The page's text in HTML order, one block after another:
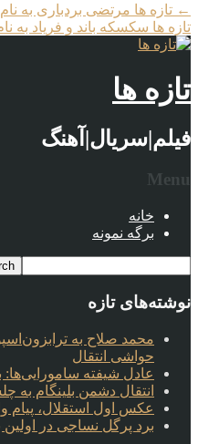
← تازه ها مرتضی بردباری به
تازه ها سکسکه باند و فریاد
تازه ها
فیلم|سریال|آهنگ
Menu
خانه
برگه نمونه
نوشته‌های تازه
محمد صلاح به
حواشی انتقال
عادل شیفته سامورایی‌ها:
انتقال دشمن بلینگام
عکس اول استقلال، پیام
برد پرگل نساجی در